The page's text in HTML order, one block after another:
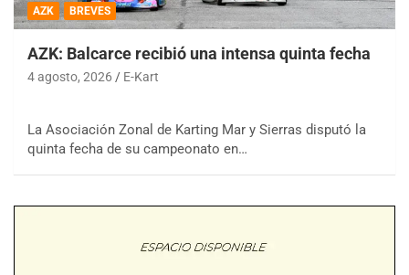
AZK BREVES
AZK: Balcarce recibió una intensa quinta fecha
4 agosto, 2026 E-Kart
La Asociación Zonal de Karting Mar y Sierras disputó la
quinta fecha de su campeonato en…